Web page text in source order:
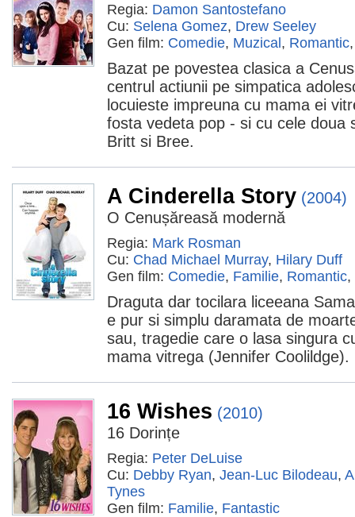
Regia: Damon Santostefano
Cu: Selena Gomez, Drew Seeley
Gen film: Comedie, Muzical , Romantic
Bazat pe povestea clasica a
centrul actiunii pe simpatica
locuieste impreuna cu mama ei
fosta vedeta pop - si cu cele doua
Britt si Bree.
A Cinderella Story (2004)
O Cenușăreasă modernă
Regia: Mark Rosman
Cu: Chad Michael Murray, Hilary Duff
Gen film: Comedie, Familie, Romantic,
Draguta dar tocilara liceeana
e pur si simplu daramata de
sau, tragedie care o lasa singura
mama vitrega (Jennifer Coolildge).
16 Wishes (2010)
16 Dorințe
Regia: Peter DeLuise
Cu: Debby Ryan, Jean-Luc Bilodeau,
Tynes
Gen film: Familie, Fantastic